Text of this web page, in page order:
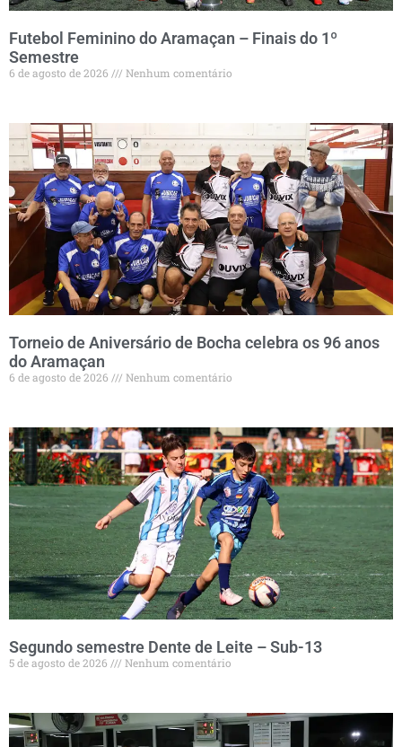
Futebol Feminino do Aramaçan – Finais do 1º
Semestre
6 de agosto de 2026 Nenhum comentário
Torneio de Aniversário de Bocha celebra os 96 anos
do Aramaçan
6 de agosto de 2026 Nenhum comentário
Segundo semestre Dente de Leite – Sub-13
5 de agosto de 2026 Nenhum comentário